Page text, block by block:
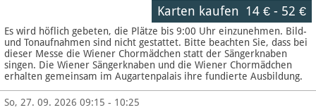
Karten kaufen 14 €- 52 €
Es wird höflich gebeten, die Plätze bis 9:00 Uhr einzunehmen. Bild-
und Tonaufnahmen sind nicht gestattet. Bitte beachten Sie, dass bei
dieser Messe die Wiener Chormädchen statt der Sängerknaben
singen. Die Wiener Sängerknaben und die Wiener Chormädchen
erhalten gemeinsam im Augartenpalais ihre fundierte Ausbildung.
So, 27. 09. 2026 09:15 - 10:25